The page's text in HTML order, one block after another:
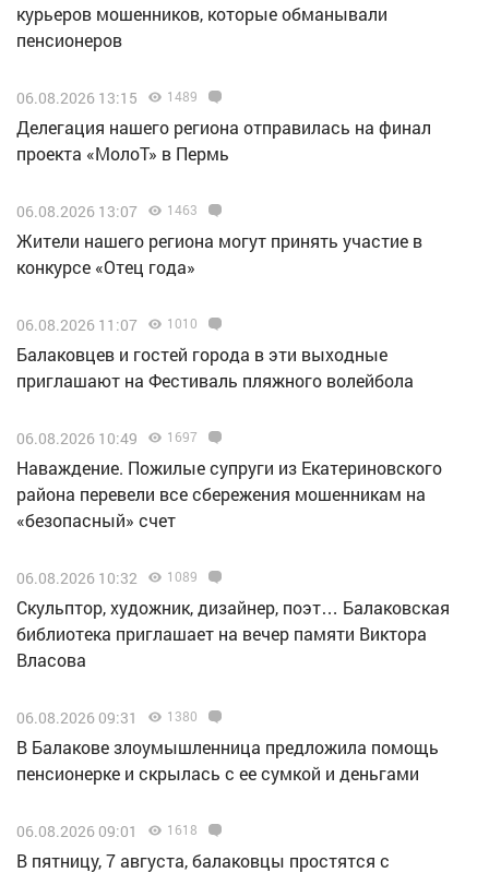
курьеров мошенников, которые обманывали
пенсионеров
06.08.2026 13:15 1489
Делегация нашего региона отправилась на финал
проекта «МолоТ» в Пермь
06.08.2026 13:07 1463
Жители нашего региона могут принять участие в
конкурсе «Отец года»
06.08.2026 11:07 1010
Балаковцев и гостей города в эти выходные
приглашают на Фестиваль пляжного волейбола
06.08.2026 10:49 1697
Наваждение. Пожилые супруги из Екатериновского
района перевели все сбережения мошенникам на
«безопасный» счет
06.08.2026 10:32 1089
Скульптор, художник, дизайнер, поэт… Балаковская
библиотека приглашает на вечер памяти Виктора
Власова
06.08.2026 09:31 1380
В Балакове злоумышленница предложила помощь
пенсионерке и скрылась с ее сумкой и деньгами
06.08.2026 09:01 1618
В пятницу, 7 августа, балаковцы простятся с